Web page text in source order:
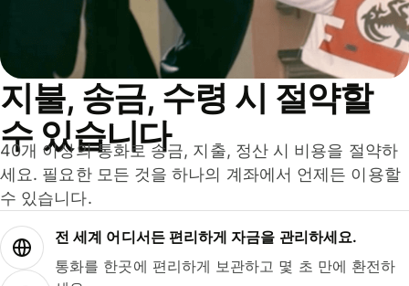
지불, 송금, 수령 시 절약할
수 있습니다
40개 이상의 통화로 송금, 지출, 정산 시 비용을 절약하
세요. 필요한 모든 것을 하나의 계좌에서 언제든 이용할
수 있습니다.
전 세계 어디서든 편리하게 자금을 관리하세요.
통화를 한곳에 편리하게 보관하고 몇 초 만에 환전하